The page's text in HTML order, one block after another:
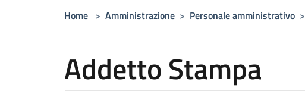
Home > Amministrazione > Personale amministrativo >
Addetto Stampa